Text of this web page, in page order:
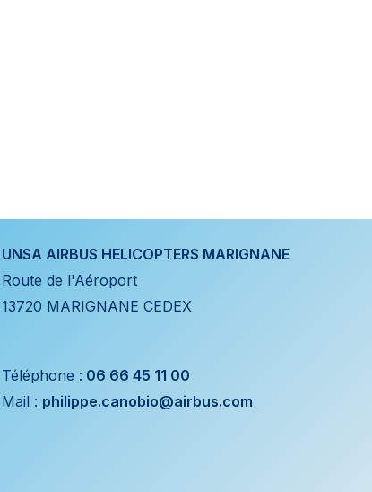
UNSA AIRBUS HELICOPTERS MARIGNANE
Route de l'Aéroport
13720 MARIGNANE CEDEX
Téléphone : 06 66 45 11 00
Mail : philippe.canobio@airbus.com